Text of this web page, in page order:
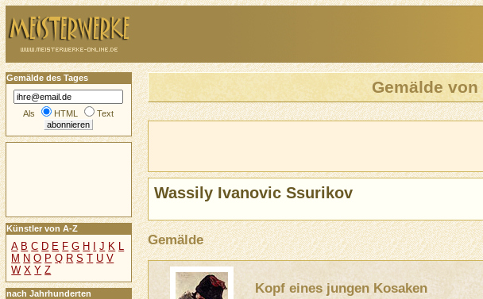
Gemälde von
Wassily Ivanovic Ssurikov
Gemälde
Kopf eines jungen Kosaken
Gemälde des Tages
Als HTML Text
Künstler von A-Z
A B C D E F G H J K L
M N O P Q R S T U V
W X Y Z
nach Jahrhunderten